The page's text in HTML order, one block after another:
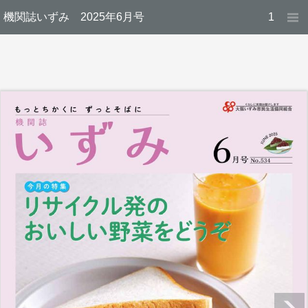
機関誌いずみ 2025年6月号 1